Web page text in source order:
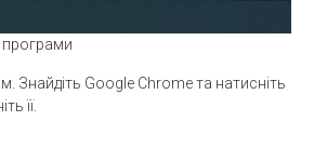
програми
Знайдіть Google Chrome та натисніть
її.